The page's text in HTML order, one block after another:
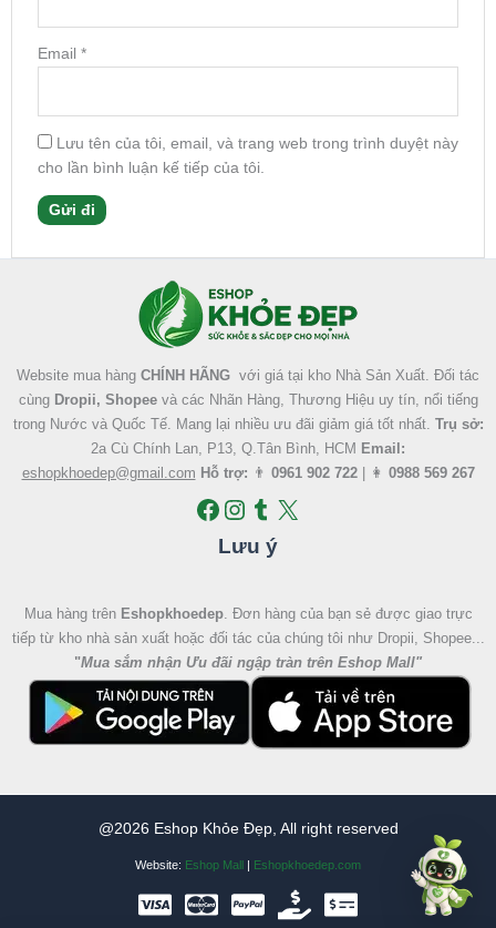
Email *
Lưu tên của tôi, email, và trang web trong trình duyệt này
cho lần bình luận kế tiếp của tôi.
Website mua hàng CHÍNH HÃNG với giá tại kho Nhà Sản Xuất. Đối tác
cùng Dropii, Shopeevà các Nhãn Hàng, Thương Hiệu uy tín, nổi tiếng
trong Nước và Quốc Tế. Mang lại nhiều ưu đãi giảm giá tốt nhất. Trụ sở:
2a Cù Chính Lan, P13, Q.Tân Bình, HCM Email:
eshopkhoedep@gmail.com Hỗ trợ: 👨 0961 902 722| 👩 0988 569 267
Lưu ý
Mua hàng trên Eshopkhoedep. Đơn hàng của bạn sẻ được giao trực
tiếp từ kho nhà sản xuất hoặc đối tác của chúng tôi như Dropii, Shopee...
"Mua sắm nhận Ưu đãi ngập tràn trên Eshop Mall"
@2026 Eshop Khỏe Đẹp, All right reserved
Website: Eshop Mall | Eshopkhoedep.com